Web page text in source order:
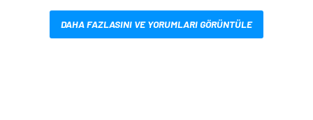
DAHA FAZLASINI VE YORUMLARI GÖRÜNTÜLE